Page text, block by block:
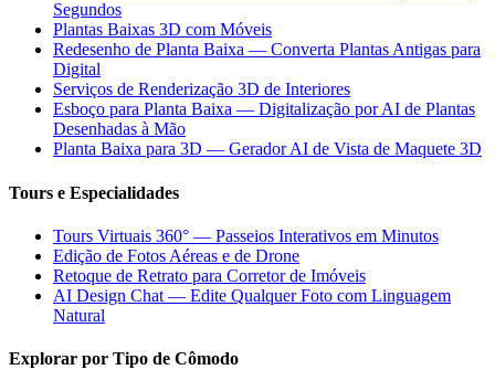
Segundos
Plantas Baixas 3D com Móveis
Redesenho de Planta Baixa — Converta Plantas Antigas para
Digital
Serviços de Renderização 3D de Interiores
Esboço para Planta Baixa — Digitalização por AI de Plantas
Desenhadas à Mão
Planta Baixa para 3D — Gerador AI de Vista de Maquete 3D
Tours e Especialidades
Tours Virtuais 360° — Passeios Interativos em Minutos
Edição de Fotos Aéreas e de Drone
Retoque de Retrato para Corretor de Imóveis
AI Design Chat — Edite Qualquer Foto com Linguagem
Natural
Explorar por Tipo de Cômodo